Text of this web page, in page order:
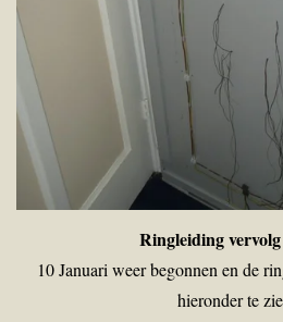
Ringleiding
10 Januari weer begonnen en de
hieronder te